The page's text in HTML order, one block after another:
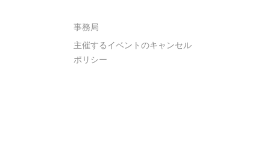
事務局
主催するイベントのキャンセル
ポリシー